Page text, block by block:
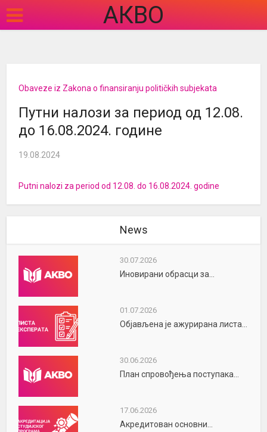
АКВО
Obaveze iz Zakona o finansiranju političkih subjekata
Путни налози за период од 12.08.
до 16.08.2024. године
19.08.2024
Putni nalozi za period od 12.08. do 16.08.2024. godine
News
30.07.2026
Иновирани обрасци за...
01.07.2026
Објављена је ажурирана листа...
30.06.2026
План спровођења поступака...
17.06.2026
Акредитован основни...